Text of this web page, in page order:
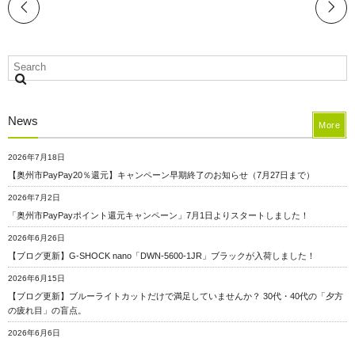
News
2026年7月18日
【奥州市PayPay20％還元】キャンペーン早期終了のお知らせ（7月27日まで）
2026年7月2日
「奥州市PayPayポイント還元キャンペーン」7月1日よりスタートしました！
2026年6月26日
【ブログ更新】G-SHOCK nano「DWN-5600-1JR」ブラックが入荷しました！
2026年6月15日
【ブログ更新】ブルーライトカットだけで満足していませんか？ 30代・40代の「夕方
の疲れ目」の盲点。
2026年6月6日
More